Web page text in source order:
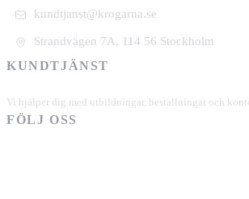
kundtjanst@krogarna.se
Strandvägen 7A, 114 56 Stockholm
KUNDTJÄNST
Vi hjälper dig med utbildningar, beställningar och
FÖLJ OSS